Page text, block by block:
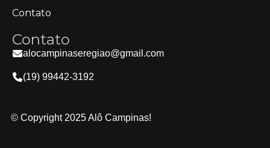
Contato
Contato
alocampinaseregiao@gmail.com
(19) 99442-3192
© Copyright 2025 Alô Campinas!